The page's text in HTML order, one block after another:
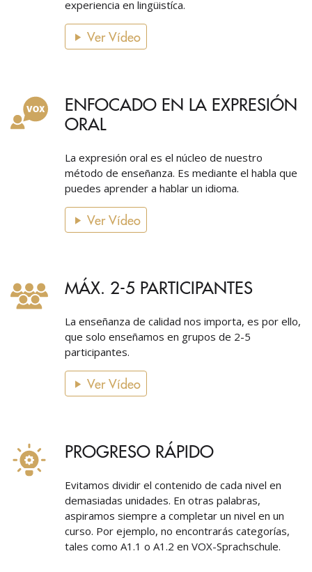
experiencia en lingüistíca.
Ver Vídeo
ENFOCADO EN LA EXPRESIÓN
ORAL
La expresión oral es el núcleo de nuestro
método de enseñanza. Es mediante el habla que
puedes aprender a hablar un idioma.
Ver Vídeo
MÁX. 2-5 PARTICIPANTES
La enseñanza de calidad nos importa, es por ello,
que solo enseñamos en grupos de 2-5
participantes.
Ver Vídeo
PROGRESO RÁPIDO
Evitamos dividir el contenido de cada nivel en
demasiadas unidades. En otras palabras,
aspiramos siempre a completar un nivel en un
curso. Por ejemplo, no encontrarás categorías,
tales como A1.1 o A1.2 en VOX-Sprachschule.